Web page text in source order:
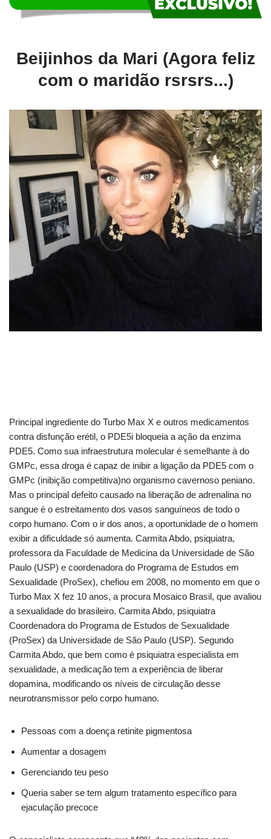
Beijinhos da Mari (Agora feliz
com o maridão rsrsrs...)
Principal ingrediente do Turbo Max X e outros medicamentos
contra disfunção erétil, o PDE5i bloqueia a ação da enzima
PDE5. Como sua infraestrutura molecular é semelhante à do
GMPc, essa droga é capaz de inibir a ligação da PDE5 com o
GMPc (inibição competitiva)no organismo cavernoso peniano.
Mas o principal defeito causado na liberação de adrenalina no
sangue é o estreitamento dos vasos sanguíneos de todo o
corpo humano. Com o ir dos anos, a oportunidade de o homem
exibir a dificuldade só aumenta. Carmita Abdo, psiquiatra,
professora da Faculdade de Medicina da Universidade de São
Paulo (USP) e coordenadora do Programa de Estudos em
Sexualidade (ProSex), chefiou em 2008, no momento em que o
Turbo Max X fez 10 anos, a procura Mosaico Brasil, que avaliou
a sexualidade do brasileiro. Carmita Abdo, psiquiatra
Coordenadora do Programa de Estudos de Sexualidade
(ProSex) da Universidade de São Paulo (USP). Segundo
Carmita Abdo, que bem como é psiquiatra especialista em
sexualidade, a medicação tem a experiência de liberar
dopamina, modificando os níveis de circulação desse
neurotransmissor pelo corpo humano.
Pessoas com a doença retinite pigmentosa
Aumentar a dosagem
Gerenciando teu peso
Queria saber se tem algum tratamento específico para
ejaculação precoce